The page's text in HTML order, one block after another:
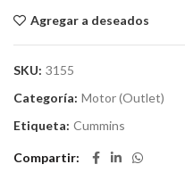
Agregar a deseados
SKU: 3155
Categoría: Motor (Outlet)
Etiqueta: Cummins
Compartir